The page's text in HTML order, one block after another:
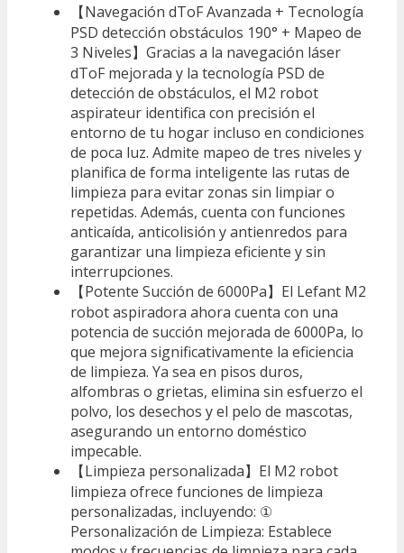
【Navegación dToF Avanzada + Tecnología
PSD detección obstáculos 190° + Mapeo de
3 Niveles】Gracias a la navegación láser
dToF mejorada y la tecnología PSD de
detección de obstáculos, el M2 robot
aspirateur identifica con precisión el
entorno de tu hogar incluso en condiciones
de poca luz. Admite mapeo de tres niveles y
planifica de forma inteligente las rutas de
limpieza para evitar zonas sin limpiar o
repetidas. Además, cuenta con funciones
anticaída, anticolisión y antienredos para
garantizar una limpieza eficiente y sin
interrupciones.
【Potente Succión de 6000Pa】El Lefant M2
robot aspiradora ahora cuenta con una
potencia de succión mejorada de 6000Pa, lo
que mejora significativamente la eficiencia
de limpieza. Ya sea en pisos duros,
alfombras o grietas, elimina sin esfuerzo el
polvo, los desechos y el pelo de mascotas,
asegurando un entorno doméstico
impecable.
【Limpieza personalizada】El M2 robot
limpieza ofrece funciones de limpieza
personalizadas, incluyendo: ①
Personalización de Limpieza: Establece